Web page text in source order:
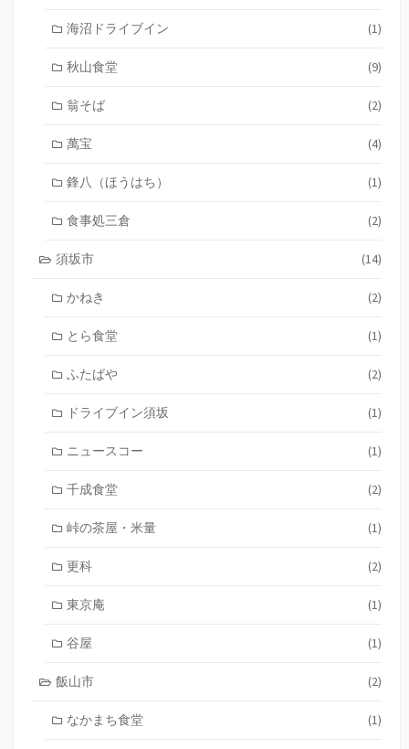
海沼ドライブイン (1)
秋山食堂 (9)
翁そば (2)
萬宝 (4)
鋒八（ほうはち） (1)
食事処三倉 (2)
須坂市 (14)
かねき (2)
とら食堂 (1)
ふたばや (2)
ドライブイン須坂 (1)
ニュースコー (1)
千成食堂 (2)
峠の茶屋・米量 (1)
更科 (2)
東京庵 (1)
谷屋 (1)
飯山市 (2)
なかまち食堂 (1)